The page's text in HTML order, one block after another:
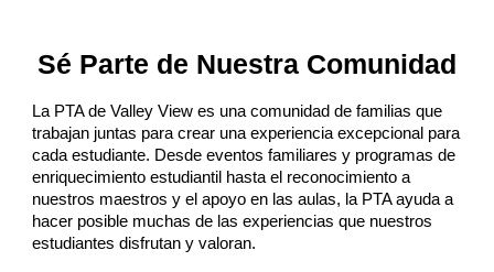
Sé Parte de Nuestra Comunidad
La PTA de Valley View es una comunidad de familias que
trabajan juntas para crear una experiencia excepcional para
cada estudiante. Desde eventos familiares y programas de
enriquecimiento estudiantil hasta el reconocimiento a
nuestros maestros y el apoyo en las aulas, la PTA ayuda a
hacer posible muchas de las experiencias que nuestros
estudiantes disfrutan y valoran.